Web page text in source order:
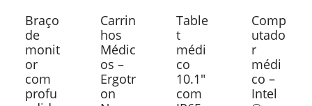
Braço
de
monit
or
com
profu
Carrin
hos
Médic
os –
Ergotr
on
Table
t
médi
co
10.1″
com
Comp
utado
r
médi
co –
Intel